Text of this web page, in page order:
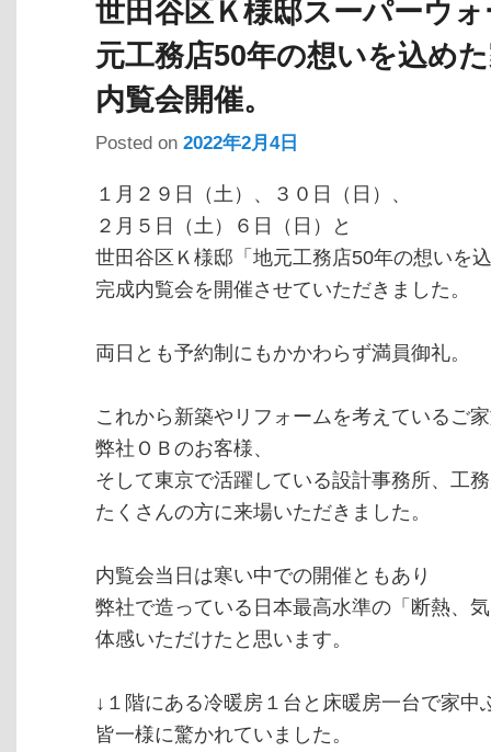
世田谷区Ｋ様邸スーパーウ
元工務店50年の想いを込め
内覧会開催。
Posted on2022年2月4日
１月２９日（土）、３０日（日）、
２月５日（土）６日（日）と
世田谷区Ｋ様邸「地元工務店50年の想いを
完成内覧会を開催させていただきました。
両日とも予約制にもかかわらず満員御礼。
これから新築やリフォームを考えているご
弊社ＯＢのお客様、
そして東京で活躍している設計事務所、工
たくさんの方に来場いただきました。
内覧会当日は寒い中での開催ともあり
弊社で造っている日本最高水準の「断熱、
体感いただけたと思います。
↓１階にある冷暖房１台と床暖房一台で家中
皆一様に驚かれていました。